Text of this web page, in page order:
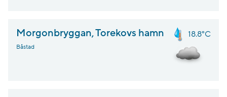
Morgonbryggan, Torekovs hamn
Båstad
18.8°C